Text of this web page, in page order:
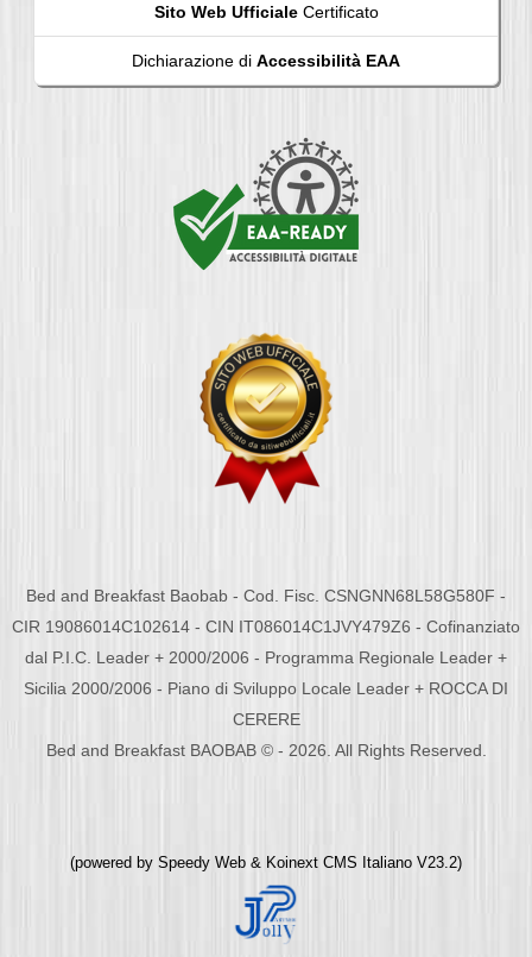
Sito Web UfficialeCertificato
Dichiarazione di Accessibilità EAA
Bed and Breakfast Baobab - Cod. Fisc. CSNGNN68L58G580F -
CIR 19086014C102614 - CIN IT086014C1JVY479Z6 - Cofinanziato
dal P.I.C. Leader + 2000/2006 - Programma Regionale Leader +
Sicilia 2000/2006 - Piano di Sviluppo Locale Leader + ROCCA DI
CERERE
Bed and Breakfast BAOBAB © - 2026. All Rights Reserved.
(powered by Speedy Web & Koinext CMS Italiano V23.2)